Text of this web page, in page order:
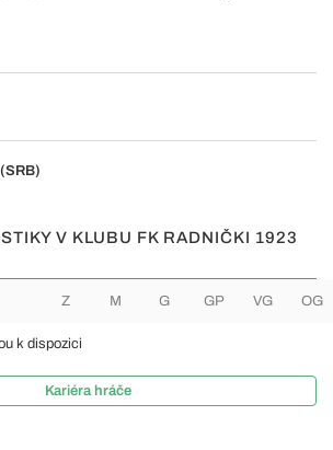
V KLUBU FK RADNIČKI 1923
Z M G GP VG OG
k dispozici
Kariéra hráče